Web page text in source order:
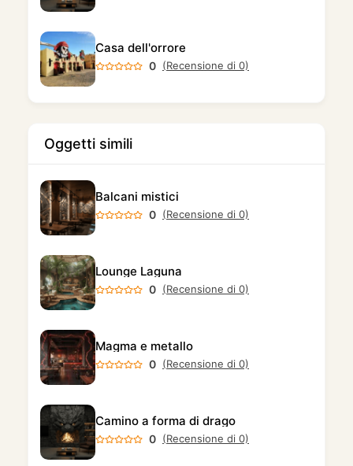
Casa dell'orrore
0 (Recensione di 0)
Oggetti simili
Balcani mistici
0 (Recensione di 0)
Lounge Laguna
0 (Recensione di 0)
Magma e metallo
0 (Recensione di 0)
Camino a forma di drago
0 (Recensione di 0)